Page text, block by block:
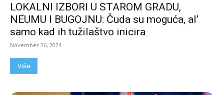
LOKALNI IZBORI U STAROM GRADU,
NEUMU I BUGOJNU: Čuda su moguća, al’
samo kad ih tužilaštvo inicira
November 26, 2024
Više